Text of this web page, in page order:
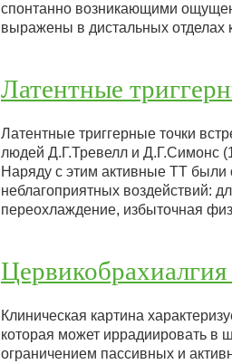
спонтанно возникающими
выражены в дистальных отделах
Латентные
Латентные триггерные точки
людей Д.Г.Тревелл и Д.Г.Симонс
Наряду с этим активные ТТ
неблагоприятных воздействий:
переохлаждение, избыточная
Клиническая картина
которая может иррадиировать в
ограничением пассивных и